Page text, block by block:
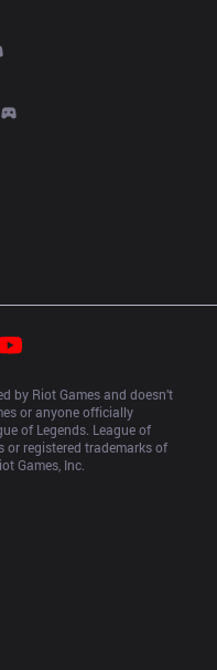
by Riot Games and doesn’t
or anyone officially
of Legends. League of
or registered trademarks of
Games, Inc.